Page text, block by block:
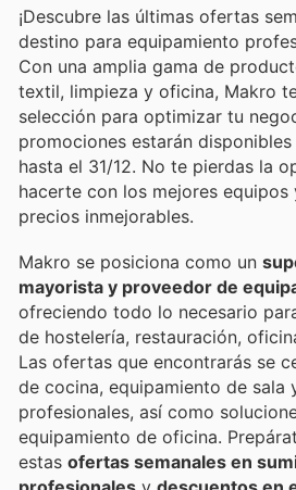
¡Descubre las últimas ofertas
destino para equipamiento
Con una amplia gama de
textil, limpieza y oficina, Makro
selección para optimizar tu
promociones estarán
hasta el 31/12. No te pierdas la
hacerte con los mejores equipos
precios inmejorables.
Makro se posiciona como un
mayorista y proveedor de
ofreciendo todo lo necesario
de hostelería, restauración,
Las ofertas que encontrarás se
de cocina, equipamiento de sala
profesionales, así como
equipamiento de oficina.
estas ofertas semanales en